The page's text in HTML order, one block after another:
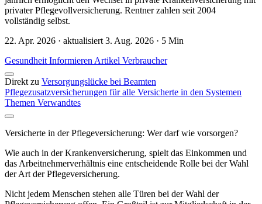
privater Pflegevollversicherung. Rentner zahlen seit 2004
vollständig selbst.
22. Apr. 2026 · aktualisiert 3. Aug. 2026 · 5 Min
Gesundheit Informieren Artikel Verbraucher
Direkt zu Versorgungslücke bei Beamten
Pflegezusatzversicherungen für alle Versicherte in den Systemen
Themen Verwandtes
Versicherte in der Pflegeversicherung: Wer darf wie vorsorgen?
Wie auch in der Krankenversicherung, spielt das Einkommen und
das Arbeitnehmerverhältnis eine entscheidende Rolle bei der Wahl
der Art der Pflegeversicherung.
Nicht jedem Menschen stehen alle Türen bei der Wahl der